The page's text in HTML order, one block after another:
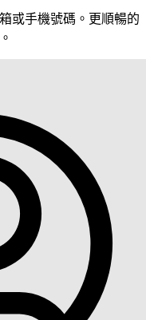
或手機號碼。更順暢的